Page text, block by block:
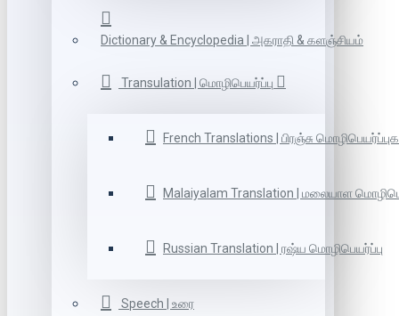
Dictionary & Encyclopedia | அகராதி & களஞ்சியம்
Transulation | மொழிபெயர்ப்பு
French Translations | பிரஞ்சு
Malaiyalam Translation | மலையாள
Russian Translation | ரஷ்ய மொழிபெயர்ப்பு
Speech | உரை